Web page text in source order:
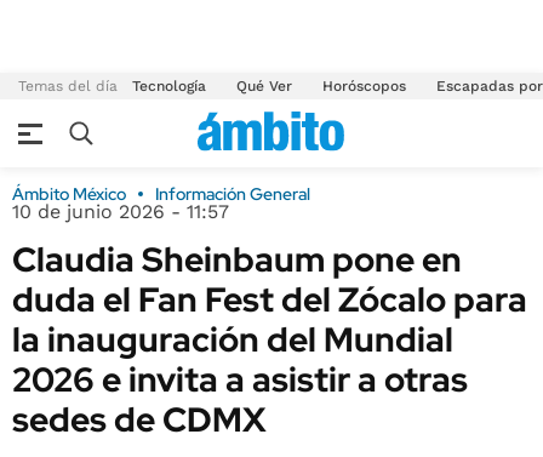
Temas del día Tecnología Qué Ver Horóscopos Escapadas
Ámbito México Información General
10 de junio 2026 - 11:57
Claudia Sheinbaum pone en
duda el Fan Fest del Zócalo para
la inauguración del Mundial
2026 e invita a asistir a otras
sedes de CDMX